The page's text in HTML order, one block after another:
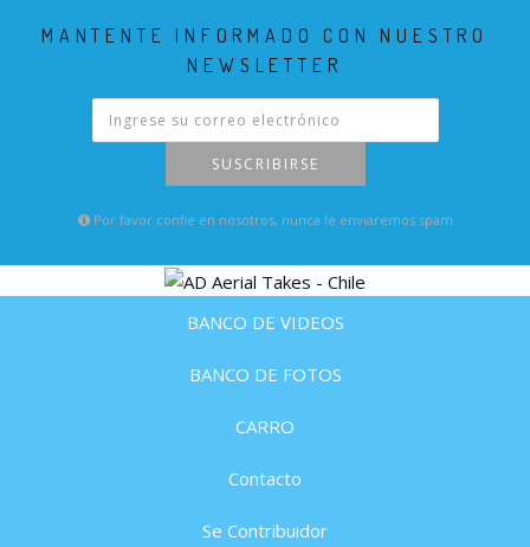
MANTENTE INFORMADO CON NUESTRO
NEWSLETTER
SUSCRIBIRSE
Por favor confie en nosotros, nunca le enviaremos spam
BANCO DE VIDEOS
BANCO DE FOTOS
CARRO
Contacto
Se Contribuidor